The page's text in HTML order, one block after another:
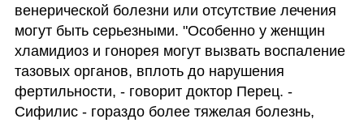
венерической болезни или отсутствие лечения
могут быть серьезными. "Особенно у женщин
хламидиоз и гонорея могут вызвать воспаление
тазовых органов, вплоть до нарушения
фертильности, - говорит доктор Перец. -
Сифилис - гораздо более тяжелая болезнь,